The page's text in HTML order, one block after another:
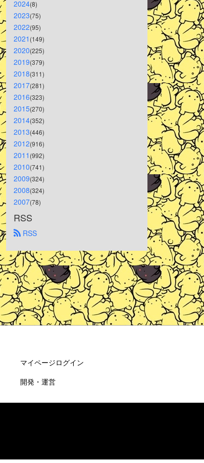
2024(8)
2023(75)
2022(95)
2021 (149)
2020(225)
2019(379)
2018(311)
2017(281)
2016(323)
2015(270)
2014(352)
2013(446)
2012(916)
2011 (992)
2010(741)
2009(324)
2008(324)
2007(78)
RSS
RSS
マイページログイン
開発・運営